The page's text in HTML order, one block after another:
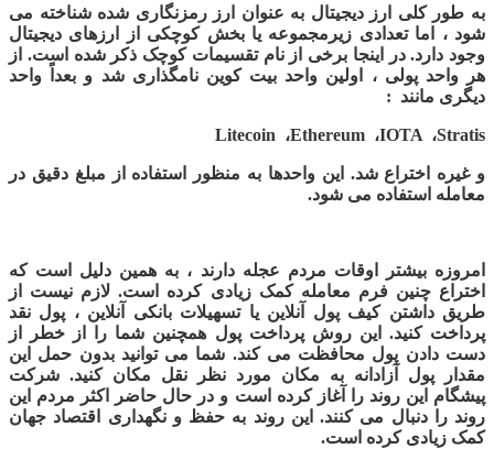
به طور کلی ارز دیجیتال به عنوان ارز رمزنگاری شده شناخته می
شود ، اما تعدادی زیرمجموعه یا بخش کوچکی از ارزهای دیجیتال
وجود دارد. در اینجا برخی از نام تقسیمات کوچک ذکر شده است. از
هر واحد پولی ، اولین واحد بیت کوین نامگذاری شد و بعداً واحد
دیگری مانند :
Litecoin ،Ethereum ،IOTA ،Stratis
و غیره اختراع شد. این واحدها به منظور استفاده از مبلغ دقیق در
معامله استفاده می شود.
امروزه بیشتر اوقات مردم عجله دارند ، به همین دلیل است که
اختراع چنین فرم معامله کمک زیادی کرده است. لازم نیست از
طریق داشتن کیف پول آنلاین یا تسهیلات بانکی آنلاین ، پول نقد
پرداخت کنید. این روش پرداخت پول همچنین شما را از خطر از
دست دادن پول محافظت می کند. شما می توانید بدون حمل این
مقدار پول آزادانه به مکان مورد نظر نقل مکان کنید. شرکت
پیشگام این روند را آغاز کرده است و در حال حاضر اکثر مردم این
روند را دنبال می کنند. این روند به حفظ و نگهداری اقتصاد جهان
کمک زیادی کرده است.